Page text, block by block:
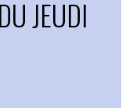
JEUDI